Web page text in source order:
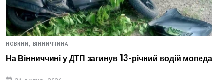
НОВИНИ, ВІННИЧЧИНА
На Вінниччині у ДТП загинув 13-річний водій мопеда